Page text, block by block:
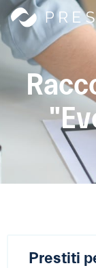
Prestiti